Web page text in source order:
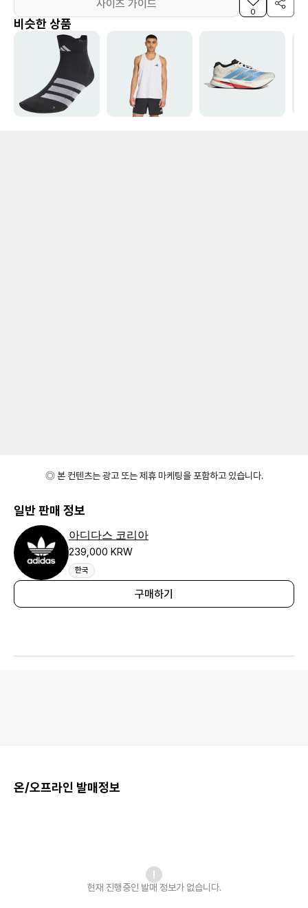
사이즈 가이드
0
비슷한 상품
◎ 본 컨텐츠는 광고 또는 제휴 마케팅을 포함하고 있습니다.
일반 판매 정보
아디다스 코리아
239,000 KRW
한국
구매하기
온/오프라인 발매정보
현재 진행중인 발매 정보가 없습니다.